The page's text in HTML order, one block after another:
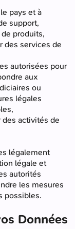
pays et à
support,
produits,
des services de
autorisées pour
aux
ou
légales
activités de
légalement
légale et
autorités
les mesures
possibles.
Données